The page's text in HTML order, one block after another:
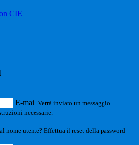
CIE
E-mail Verrà inviato un messaggio
necessarie.
nome utente? Effettua il reset della password